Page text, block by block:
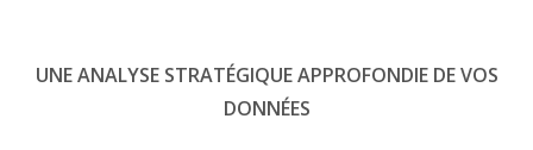
UNE ANALYSE STRATÉGIQUE APPROFONDIE DE VOS
DONNÉES